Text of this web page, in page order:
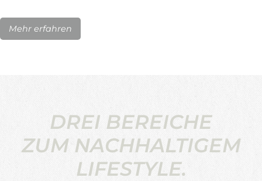
Mehr erfahren
DREI BEREICHE
ZUM NACHHALTIGEM
LIFESTYLE.